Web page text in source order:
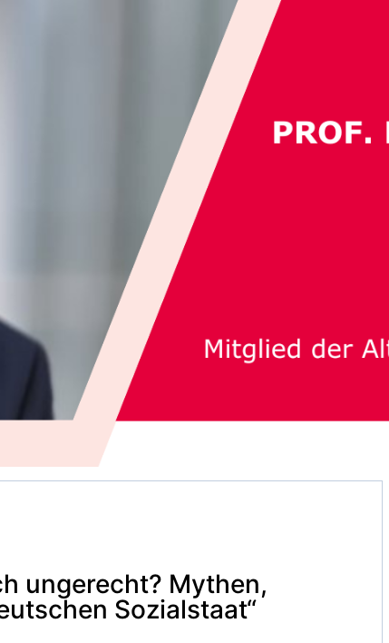
ungerecht? Mythen,
Sozialstaat“